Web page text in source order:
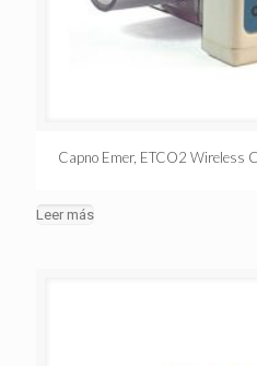
Capno Emer, ETCO2 Wireless
Leer más